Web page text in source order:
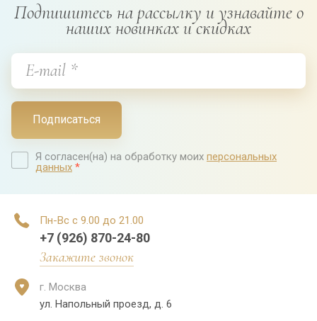
Подпишитесь на рассылку и узнавайте о
наших новинках и скидках
Я согласен(на) на обработку моих персональных
данных *
Подписаться
Пн-Вс с 9.00 до 21.00
+7 (926) 870-24-80
Закажите звонок
г. Москва
ул. Напольный проезд, д. 6